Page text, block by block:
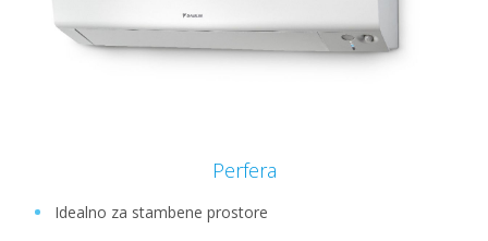
Perfera
Idealno za stambene prostore